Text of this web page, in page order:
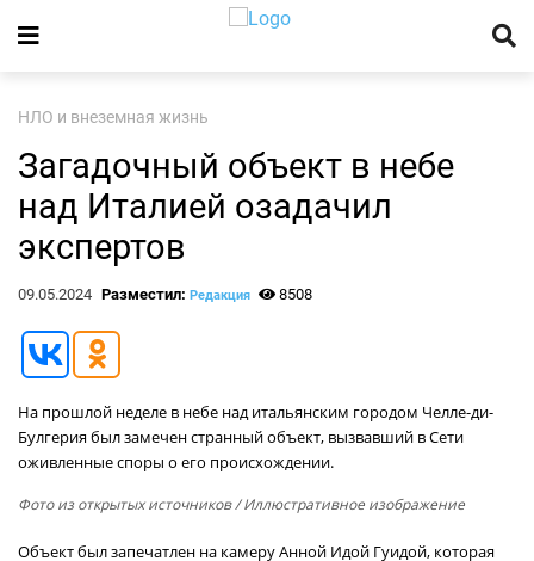
НЛО и внеземная жизнь
Загадочный объект в небе
над Италией озадачил
экспертов
09.05.2024 Разместил: Редакция 8508
На прошлой неделе в небе над итальянским городом Челле-ди-
Булгерия был замечен странный объект, вызвавший в Сети
оживленные споры о его происхождении.
Фото из открытых источников/ Иллюстративное изображение
Объект был запечатлен на камеру Анной Идой Гуидой, которая